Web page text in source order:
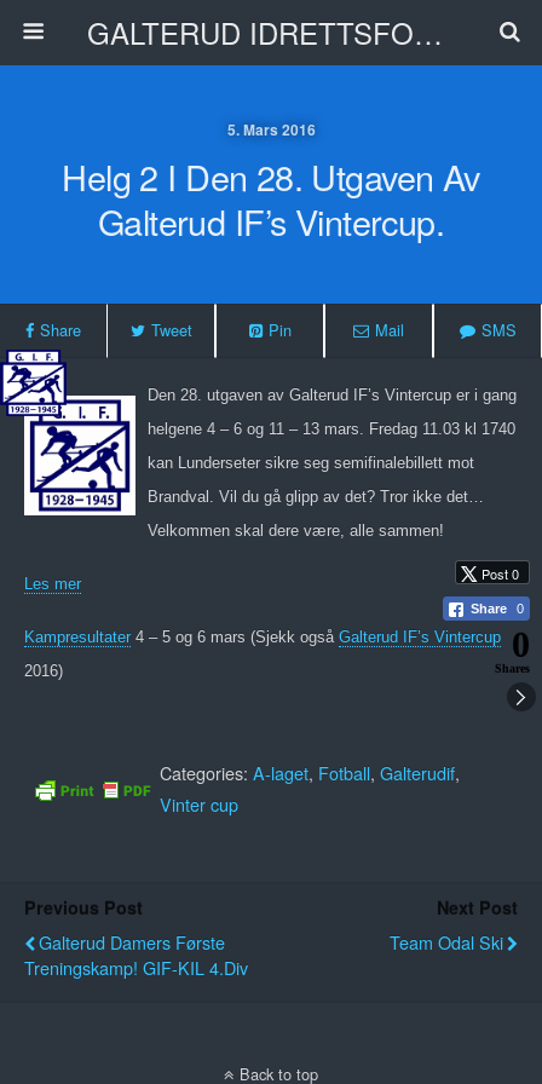
GALTERUD IDRETTSFORENING
5. Mars 2016
Helg 2 I Den 28. Utgaven Av
Galterud IF’s Vintercup.
Share Tweet Pin Mail SMS
Den 28. utgaven av Galterud IF’s Vintercup er i gang
helgene 4 – 6 og 11 – 13 mars. Fredag 11.03 kl 1740
kan Lunderseter sikre seg semifinalebillett mot
Brandval. Vil du gå glipp av det? Tror ikke det…
Velkommen skal dere være, alle sammen!
Les mer
Kampresultater 4 – 5 og 6 mars (Sjekk også Galterud IF’s Vintercup
2016)
Categories: A-laget, Fotball, Galterudif,
Vinter cup
Previous Post
Galterud Damers Første
Treningskamp! GIF-KIL 4.div
Next Post
Team Odal Ski
Back to top
Post 0
Share 0
0
Shares